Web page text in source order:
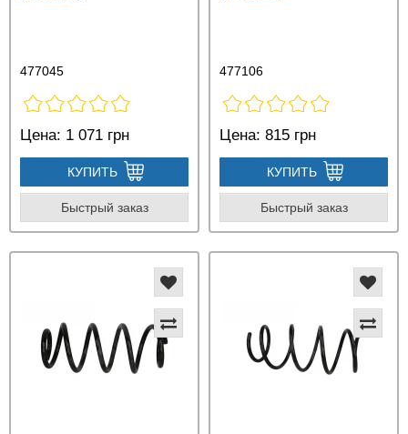
477045
Цена: 1 071 грн
КУПИТЬ
Быстрый заказ
477106
Цена: 815 грн
КУПИТЬ
Быстрый заказ